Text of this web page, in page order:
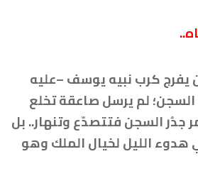
أن يفرج كرب نبيه يوسف –عليه
لم يرسل صاعقة تخلع
جدُر السجن فتتصدّع وتنهار.. بل
هدوء الليل لخيال الملك وهو